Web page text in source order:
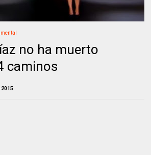
no ha muerto
caminos
2015